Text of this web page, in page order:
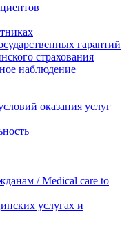
гарантий
страхования
наблюдение
оказания услуг
/ Medical care to
услугах и